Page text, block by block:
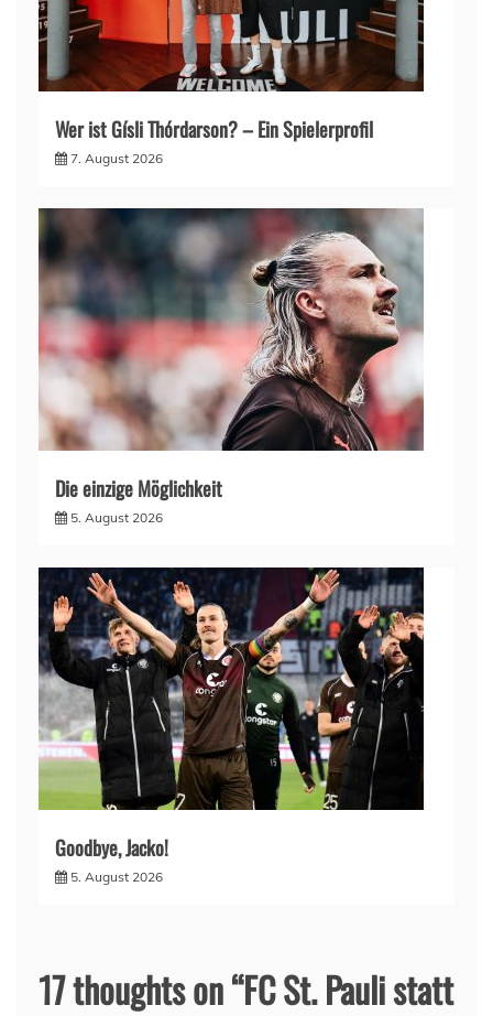
Wer ist Gísli Thórdarson? – Ein Spielerprofil
7. August 2026
Die einzige Möglichkeit
5. August 2026
Goodbye, Jacko!
5. August 2026
17 thoughts on “FC St. Pauli statt